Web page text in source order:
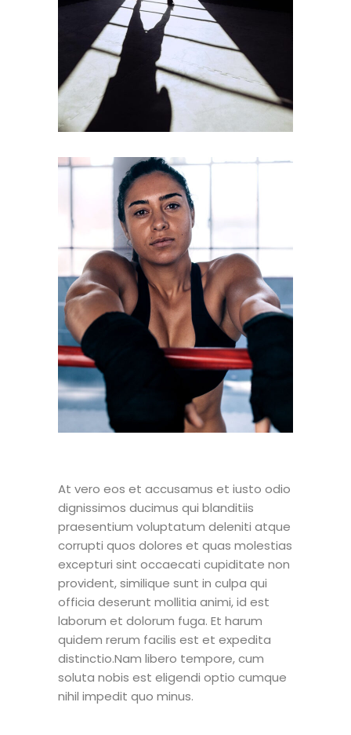
At vero eos et accusamus et iusto odio
dignissimos ducimus qui blanditiis
praesentium voluptatum deleniti atque
corrupti quos dolores et quas molestias
excepturi sint occaecati cupiditate non
provident, similique sunt in culpa qui
officia deserunt mollitia animi, id est
laborum et dolorum fuga. Et harum
quidem rerum facilis est et expedita
distinctio.Nam libero tempore, cum
soluta nobis est eligendi optio cumque
nihil impedit quo minus.